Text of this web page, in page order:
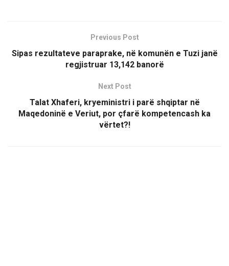
Previous Post
Sipas rezultateve paraprake, në komunën e Tuzi janë
regjistruar 13,142 banorë
Next Post
Talat Xhaferi, kryeministri i parë shqiptar në
Maqedoninë e Veriut, por çfarë kompetencash ka
vërtet?!